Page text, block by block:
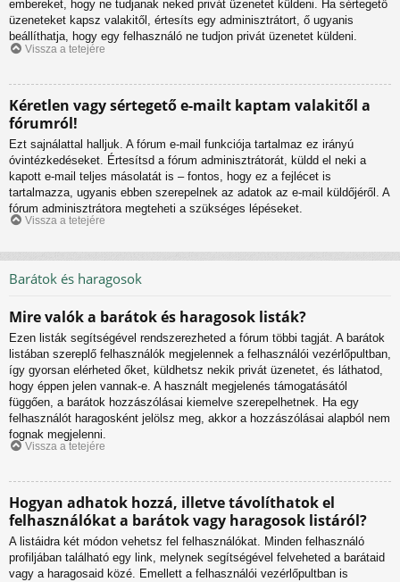
embereket, hogy ne tudjanak neked privát üzenetet küldeni. Ha sértegető
üzeneteket kapsz valakitől, értesíts egy adminisztrátort, ő ugyanis
beállíthatja, hogy egy felhasználó ne tudjon privát üzenetet küldeni.
Vissza a tetejére
Kéretlen vagy sértegető e-mailt kaptam valakitől a
fórumról!
Ezt sajnálattal halljuk. A fórum e-mail funkciója tartalmaz ez irányú
óvintézkedéseket. Értesítsd a fórum adminisztrátorát, küldd el neki a
kapott e-mail teljes másolatát is – fontos, hogy ez a fejlécet is
tartalmazza, ugyanis ebben szerepelnek az adatok az e-mail küldőjéről. A
fórum adminisztrátora megteheti a szükséges lépéseket.
Vissza a tetejére
Barátok és haragosok
Mire valók a barátok és haragosok listák?
Ezen listák segítségével rendszerezheted a fórum többi tagját. A barátok
listában szereplő felhasználók megjelennek a felhasználói vezérlőpultban,
így gyorsan elérheted őket, küldhetsz nekik privát üzenetet, és láthatod,
hogy éppen jelen vannak-e. A használt megjelenés támogatásától
függően, a barátok hozzászólásai kiemelve szerepelhetnek. Ha egy
felhasználót haragosként jelölsz meg, akkor a hozzászólásai alapból nem
fognak megjelenni.
Vissza a tetejére
Hogyan adhatok hozzá, illetve távolíthatok el
felhasználókat a barátok vagy haragosok listáról?
A listáidra két módon vehetsz fel felhasználókat. Minden felhasználó
profiljában található egy link, melynek segítségével felveheted a barátaid
vagy a haragosaid közé. Emellett a felhasználói vezérlőpultban is